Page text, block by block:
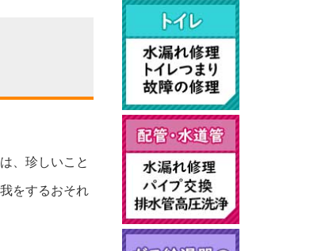
、珍しいこと
をするおそれ